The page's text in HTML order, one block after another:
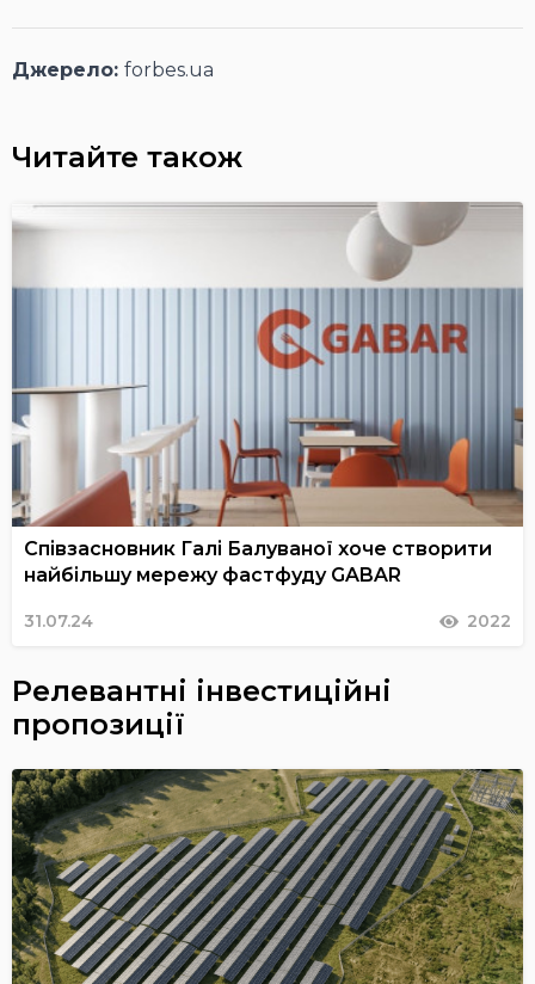
Джерело: forbes.ua
Читайте також
Співзасновник Галі Балуваної хоче створити
найбільшу мережу фастфуду GABAR
31.07.24 2022
Релевантні інвестиційні
пропозиції